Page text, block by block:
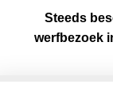
Steeds
werfbezoek